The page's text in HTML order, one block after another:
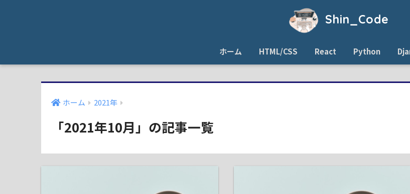
Shin_Code
ホーム HTML/CSS React Python
ホーム 2021年
「2021年10月」の記事一覧